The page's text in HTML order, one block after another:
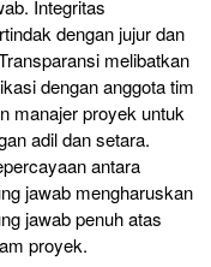
Integritas
dengan jujur dan
melibatkan
dengan anggota tim
manajer proyek untuk
adil dan setara.
antara
jawab mengharuskan
jawab penuh atas
proyek.